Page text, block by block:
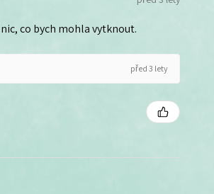
co bych mohla vytknout.
před 3 lety